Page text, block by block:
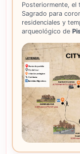
Posteriormente, el
Sagrado para
residenciales y
arqueológico de